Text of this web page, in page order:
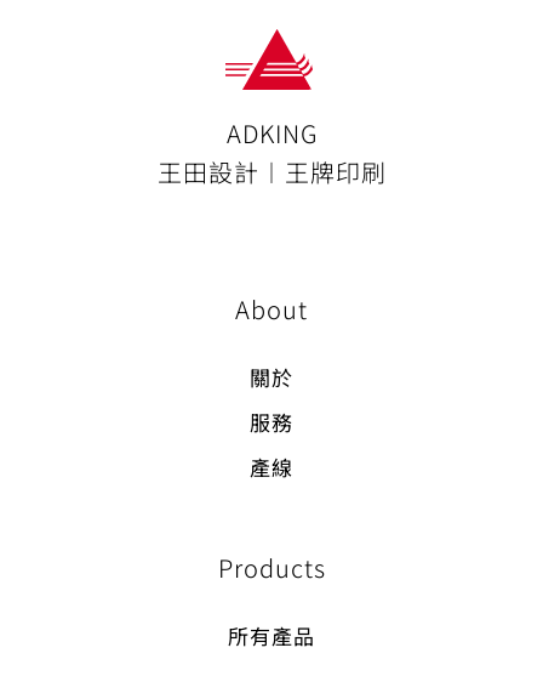
ADKING
王田設計︱王牌印刷
About
關於
服務
產線
Products
所有產品